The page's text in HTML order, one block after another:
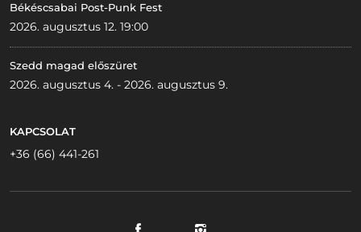
Békéscsabai Post-Punk Fest
2026. augusztus 12. 19:00
Szedd magad előszüret
2026. augusztus 4. - 2026. augusztus 9.
KAPCSOLAT
+36 (66) 441-261